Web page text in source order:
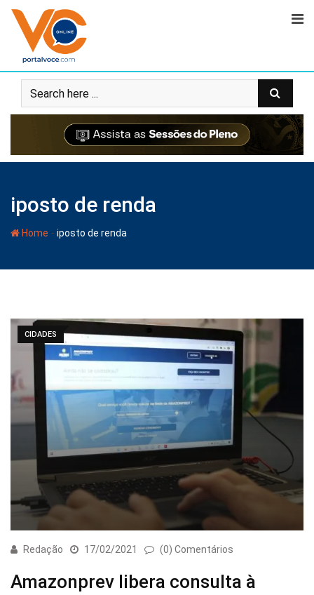
iposto de renda
Home - iposto de renda
CIDADES
Redação 17/02/2021 (0) Comentários
Amazonprev libera consulta à